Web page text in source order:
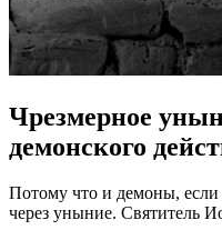
Чрезмерное
демонского
Потому что и демоны, если
через уныние. Святитель